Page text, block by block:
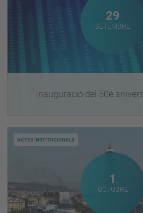
29
SETEMBRE
Inauguració del 50è
1
OCTUBRE
ACTES INSTITUCIONALS